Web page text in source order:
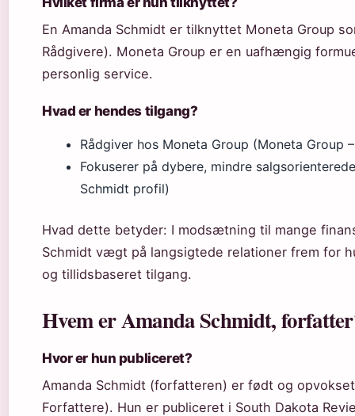
En Amanda Schmidt er tilknyttet Moneta Group
Rådgivere). Moneta Group er en uafhængig
personlig service.
Hvad er hendes tilgang?
Rådgiver hos Moneta Group (Moneta Group
Fokuserer på dybere, mindre
Schmidt profil)
Hvad dette betyder: I modsætning til mange
Schmidt vægt på langsigtede relationer frem for
og tillidsbaseret tilgang.
Hvem er Amanda Schmidt,
Hvor er hun publiceret?
Amanda Schmidt (forfatteren) er født og
Forfattere). Hun er publiceret i South Dakota